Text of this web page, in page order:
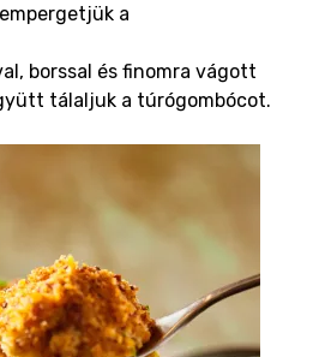
a
borssal és finomra vágott
tálaljuk a túrógombócot.